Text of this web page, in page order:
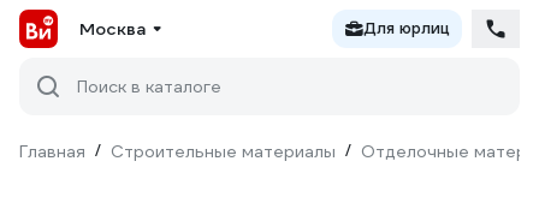
Москва Для юрлиц
Поиск в каталоге
Главная / Строительные материалы / Отделочные